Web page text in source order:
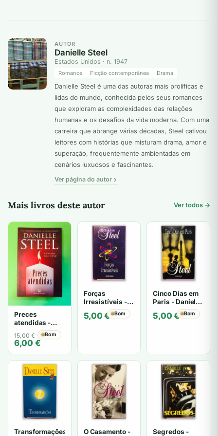
AUTOR
Danielle Steel
Estados Unidos · n. 1947
Romance Ficção contemporânea Drama
Danielle Steel é uma das autoras mais prolíficas e
lidas do mundo, conhecida pelos seus romances
que exploram as complexidades das relações
humanas e os desafios da vida moderna. Com uma
carreira que abrange várias décadas, Steel cativou
leitores com histórias que misturam drama, amor e
superação, frequentemente ambientadas em
cenários luxuosos e fascinantes.
Ver página do autor
Mais livros deste autor Ver todos →
Preces
atendidas -
Danielle Steel
15,00€
O
preço
original
era:
15,00 €.
6,00 €
O
preço
atual
é:
6,00 €.
Bom
Forças
Irresistíveis -
Danielle Steel
5,00€ Bom
Cinco Dias em
Paris - Danielle
5,00€ Bom
Transformações
O Casamento -
Segredos -